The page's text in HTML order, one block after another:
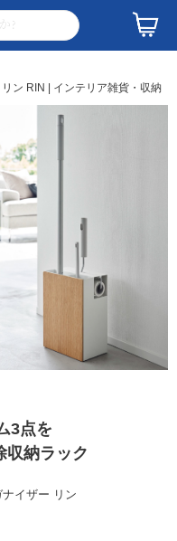
ン RIN | インテリア雑貨・収納
3点を
収納ラック
イザー リン